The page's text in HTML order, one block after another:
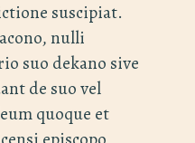
suscipiat.
nulli
suo dekano sive
de suo vel
quoque et